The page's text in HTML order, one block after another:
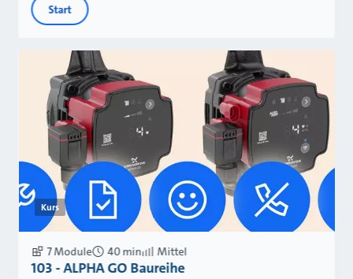
Start
Kurs
7 Module 40 min Mittel
103 - ALPHA GO Baureihe